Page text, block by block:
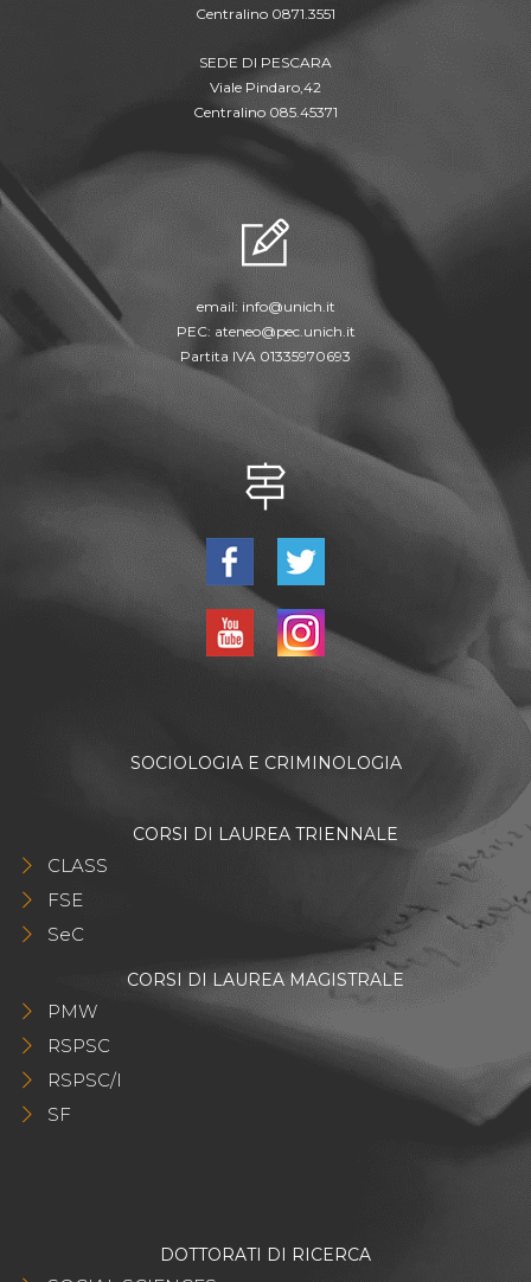
Centralino 0871.3551
SEDE DI PESCARA
Viale Pindaro,42
Centralino 085.45371
email: info@unich.it
PEC: ateneo@pec.unich.it
Partita IVA 01335970693
SOCIOLOGIA E CRIMINOLOGIA
CORSI DI LAUREA TRIENNALE
CLASS
FSE
SeC
CORSI DI LAUREA MAGISTRALE
PMW
RSPSC
RSPSC/I
SF
DOTTORATI DI RICERCA